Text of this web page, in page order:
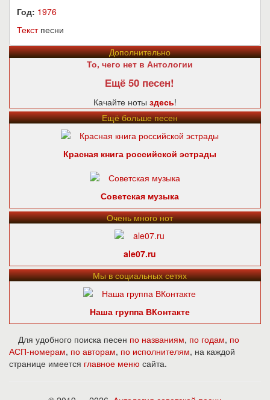
Год: 1976
Текстпесни
Дополнительно
То, чего нет в Антологии
Ещё 50 песен!
Качайте ноты здесь!
Ещё больше песен
Красная книга российской эстрады
Советская музыка
Очень много нот
ale07.ru
Мы в социальных сетях
Наша группа ВКонтакте
Для удобного поиска песен по названиям, по годам, по
АСП-номерам, по авторам, по исполнителям, на каждой
странице имеется главное меню сайта.